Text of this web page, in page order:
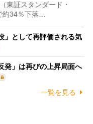
東証スタンダード・
約34％下落…
」として再評価される気
発」は再びの上昇局面へ
一覧を見る